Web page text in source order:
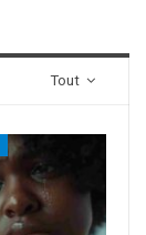
Tout